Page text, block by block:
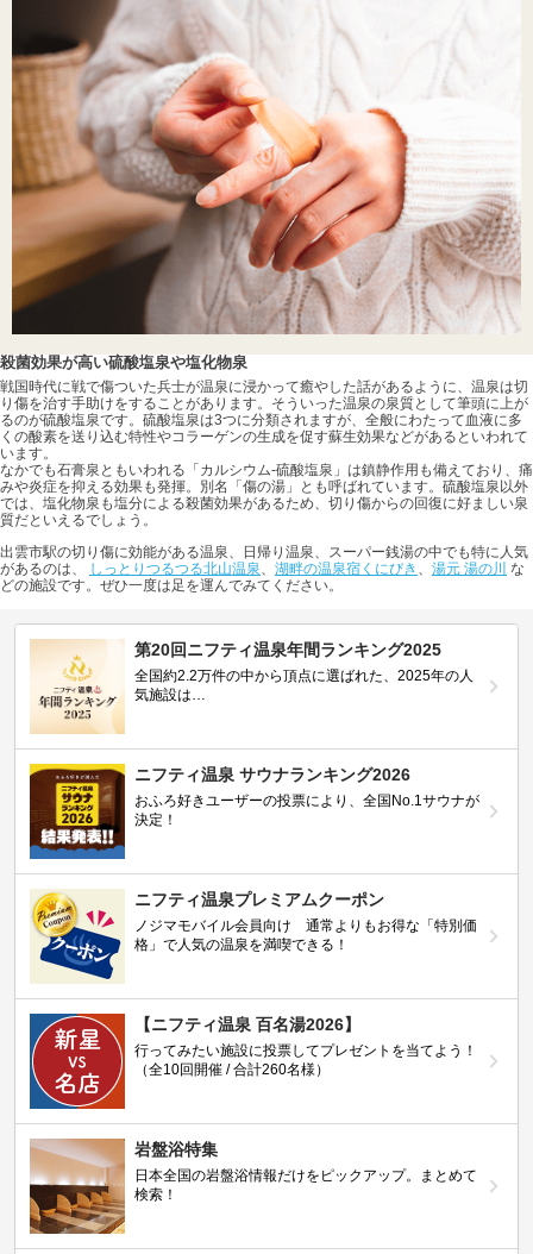
殺菌効果が高い硫酸塩泉や塩化物泉
戦国時代に戦で傷ついた兵士が温泉に浸かって癒やした話があるように、温泉は切
り傷を治す手助けをすることがあります。そういった温泉の泉質として筆頭に上が
るのが硫酸塩泉です。硫酸塩泉は3つに分類されますが、全般にわたって血液に多
くの酸素を送り込む特性やコラーゲンの生成を促す蘇生効果などがあるといわれて
います。
なかでも石膏泉ともいわれる「カルシウム-硫酸塩泉」は鎮静作用も備えており、痛
みや炎症を抑える効果も発揮。別名「傷の湯」とも呼ばれています。硫酸塩泉以外
では、塩化物泉も塩分による殺菌効果があるため、切り傷からの回復に好ましい泉
質だといえるでしょう。
出雲市駅の切り傷に効能がある温泉、日帰り温泉、スーパー銭湯の中でも特に人気
があるのは、
しっとりつるつる北山温泉、 湖畔の温泉宿くにびき 、 湯元 湯の川 な
どの施設です。ぜひ一度は足を運んでみてください。
第20回ニフティ温泉年間ランキング2025
全国約2.2万件の中から頂点に選ばれた、2025年の人
気施設は…
ニフティ温泉 サウナランキング2026
おふろ好きユーザーの投票により、全国No.1サウナが
決定！
ニフティ温泉プレミアムクーポン
ノジマモバイル会員向け 通常よりもお得な「特別価
格」で人気の温泉を満喫できる！
【ニフティ温泉 百名湯2026】
行ってみたい施設に投票してプレゼントを当てよう！
（全10回開催 / 合計260名様）
岩盤浴特集
日本全国の岩盤浴情報だけをピックアップ。まとめて
検索！